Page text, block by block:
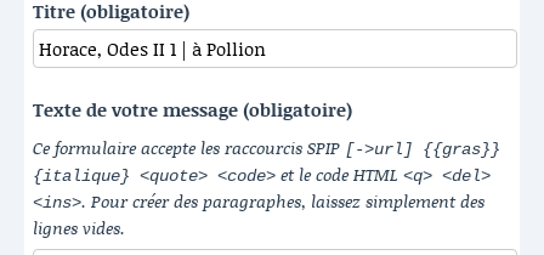
Titre (obligatoire)
Texte de votre message (obligatoire)
Ce formulaire accepte les raccourcis SPIP [->url] {{gras}}
{italique} <quote> <code> et le code HTML <q> <del>
<ins>. Pour créer des paragraphes, laissez simplement des
lignes vides.